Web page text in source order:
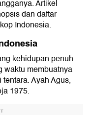
Artikel
dan daftar
Indonesia.
kehidupan penuh
waktu membuatnya
Ayah Agus,
1975.